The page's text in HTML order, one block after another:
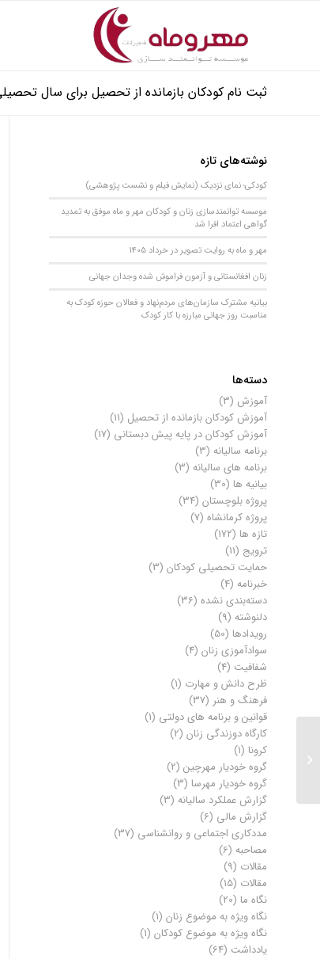
ثبت نام کودکان بازمانده از تحصیل برای سال
نوشته‌های تازه
کودکی؛ نمای نزدیک (نمایش فیلم و نشست پژوهشی)
موسسه توانمندسازی زنان و کودکان مهر و ماه موفق به تمدید
گواهی اعتماد افرا شد
مهر و ماه به روایت تصویر در خرداد 1405
زنان افغانستانی و آزمون فراموش شده وجدان جهانی
بیانیه مشترک سازمان‌های مردم‌نهاد و فعالان حوزه کودک به
مناسبت روز جهانی مبارزه با کار کودک
دسته‌ها
آموزش (3)
آموزش کودکان بازمانده از تحصیل (11)
آموزش کودکان در پایه پیش دبستانی (17)
برنامه سالیانه (3)
برنامه های سالیانه (3)
بیانیه ها (30)
پروژه بلوچستان (34)
پروژه کرمانشاه (7)
تازه ها (172)
ترویج (11)
حمایت تحصیلی کودکان (3)
خبرنامه (4)
دسته‌بندی نشده (36)
دلنوشته (9)
رویدادها (50)
سوادآموزی زنان (4)
شفافیت (4)
ظرح دانش و مهارت (1)
فرهنگ و هنر (37)
قوانین و برنامه های دولتی (1)
کارگاه دوزندگی زنان (2)
کرونا (1)
گروه خودیار مهرچین (2)
گروه خودیار مهرسا (3)
گزارش عملکرد سالیانه (3)
گزارش مالی (6)
مددکاری اجتماعی و روانشناسی (37)
مصاحبه (6)
مقالات (9)
مقالات (15)
نگاه ما (20)
نگاه ویژه به موضوع زنان (1)
نگاه ویژه به موضوع کودکان (1)
یادداشت (64)
ویژه نامه پروژه بلوچستان